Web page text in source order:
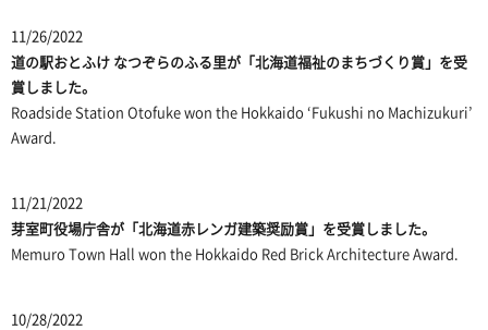
11/26/2022
道の駅おとふけ なつぞらのふる里が「北海道福祉のまちづくり賞」を受
賞しました。
Roadside Station Otofuke won the Hokkaido ‘Fukushi no Machizukuri’
Award.
11/21/2022
芽室町役場庁舎が「北海道赤レンガ建築奨励賞」を受賞しました。
Memuro Town Hall won the Hokkaido Red Brick Architecture Award.
10/28/2022